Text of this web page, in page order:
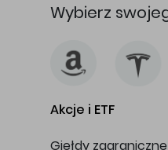
Wybierz
Akcje i ETF
Giełdy